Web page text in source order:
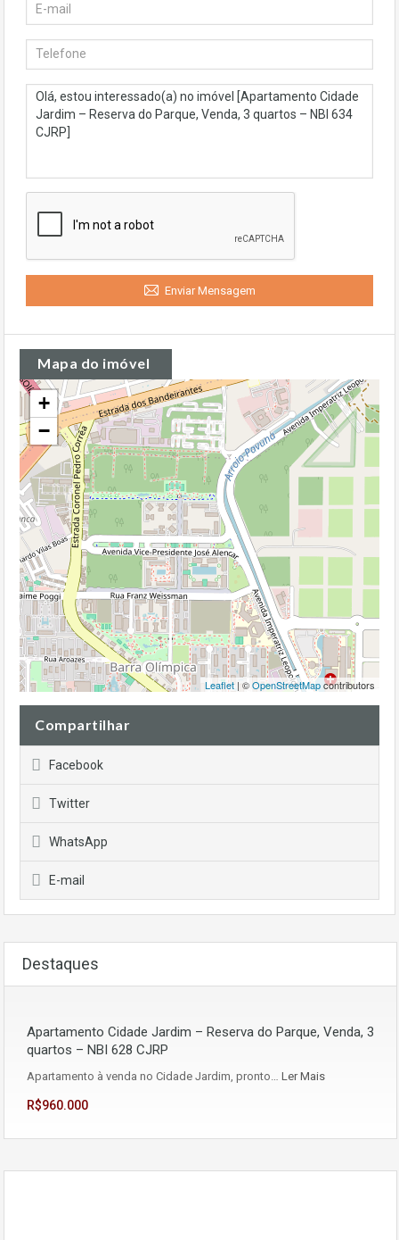
Enviar Mensagem
Mapa do imóvel
+
−
Leaflet | ©OpenStreetMapcontributors
Compartilhar
Facebook
Twitter
WhatsApp
E-mail
Destaques
Apartamento Cidade Jardim – Reserva do Parque, Venda, 3
quartos – NBI 628 CJRP
Apartamento à venda no Cidade Jardim, pronto… Ler Mais
R$960.000